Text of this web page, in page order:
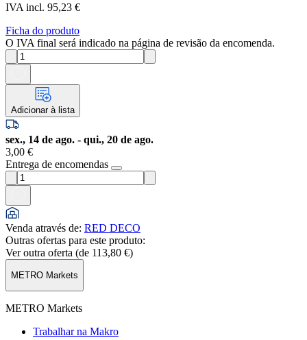
IVA incl. 95,23 €
Ficha do produto
O IVA final será indicado na página de revisão da encomenda.
Adicionar à lista
sex., 14 de ago. - qui., 20 de ago.
3,00 €
Entrega de encomendas
Venda através de: RED DECO
Outras ofertas para este produto:
Ver outra oferta (de 113,80 €)
METRO Markets
METRO Markets
Trabalhar na Makro